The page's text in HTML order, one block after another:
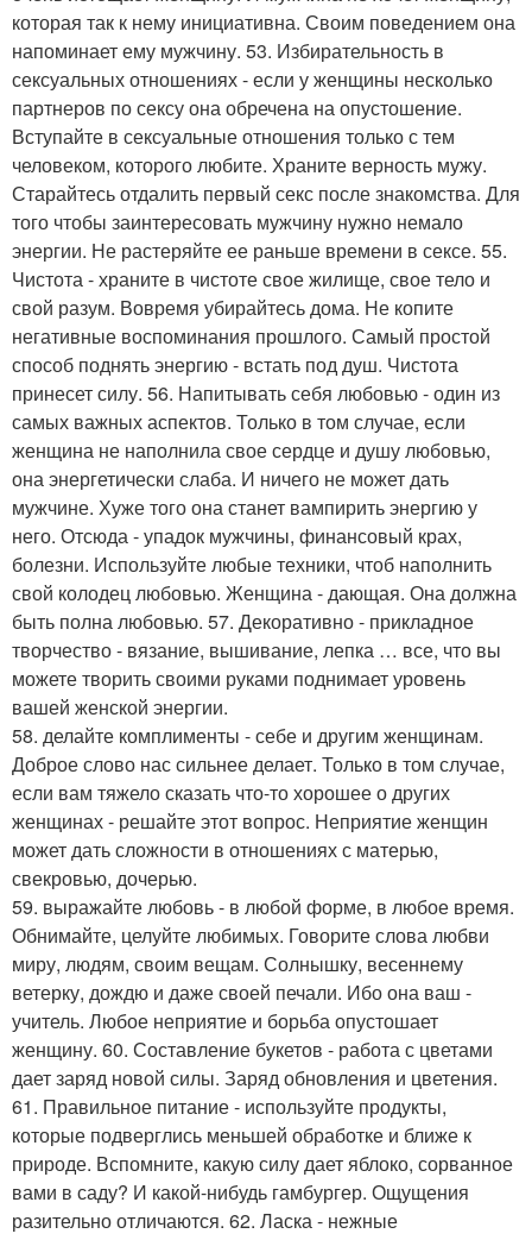
которая так к нему инициативна. Своим поведением она
напоминает ему мужчину. 53. Избирательность в
сексуальных отношениях - если у женщины несколько
партнеров по сексу она обречена на опустошение.
Вступайте в сексуальные отношения только с тем
человеком, которого любите. Храните верность мужу.
Старайтесь отдалить первый секс после знакомства. Для
того чтобы заинтересовать мужчину нужно немало
энергии. Не растеряйте ее раньше времени в сексе. 55.
Чистота - храните в чистоте свое жилище, свое тело и
свой разум. Вовремя убирайтесь дома. Не копите
негативные воспоминания прошлого. Самый простой
способ поднять энергию - встать под душ. Чистота
принесет силу. 56. Напитывать себя любовью - один из
самых важных аспектов. Только в том случае, если
женщина не наполнила свое сердце и душу любовью,
она энергетически слаба. И ничего не может дать
мужчине. Хуже того она станет вампирить энергию у
него. Отсюда - упадок мужчины, финансовый крах,
болезни. Используйте любые техники, чтоб наполнить
свой колодец любовью. Женщина - дающая. Она должна
быть полна любовью. 57. Декоративно - прикладное
творчество - вязание, вышивание, лепка … все, что вы
можете творить своими руками поднимает уровень
вашей женской энергии.
58. делайте комплименты - себе и другим женщинам.
Доброе слово нас сильнее делает. Только в том случае,
если вам тяжело сказать что-то хорошее о других
женщинах - решайте этот вопрос. Неприятие женщин
может дать сложности в отношениях с матерью,
свекровью, дочерью.
59. выражайте любовь - в любой форме, в любое время.
Обнимайте, целуйте любимых. Говорите слова любви
миру, людям, своим вещам. Солнышку, весеннему
ветерку, дождю и даже своей печали. Ибо она ваш -
учитель. Любое неприятие и борьба опустошает
женщину. 60. Составление букетов - работа с цветами
дает заряд новой силы. Заряд обновления и цветения.
61. Правильное питание - используйте продукты,
которые подверглись меньшей обработке и ближе к
природе. Вспомните, какую силу дает яблоко, сорванное
вами в саду? И какой-нибудь гамбургер. Ощущения
разительно отличаются. 62. Ласка - нежные